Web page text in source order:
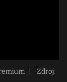
Zdroj: